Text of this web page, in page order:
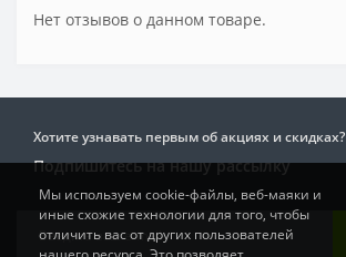
Нет отзывов о данном товаре.
Хотите узнавать первым об акциях и скидках?
Подпишитесь на нашу рассылку
Мы используем cookie-файлы, веб-маяки и
иные схожие технологии для того, чтобы
отличить вас от других пользователей